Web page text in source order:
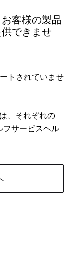
客様の製品
できませ
トされていませ
、それぞれの
フサービスヘル